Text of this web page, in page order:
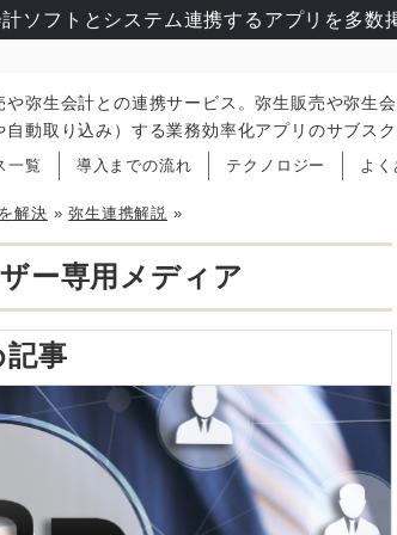
ソフトとシステム連携するアプリを多数
や弥生会計との連携サービス。弥生販売や弥生
自動取り込み）する業務効率化アプリのサブス
一覧 導入までの流れ テクノロジー よ
解決 »弥生連携解説 »
ー専用メディア
記事